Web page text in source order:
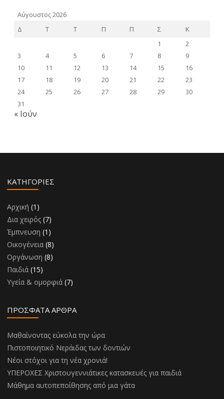
Αύγουστος 2026
Δ
Τ Τ Π Π Σ
Κ
1
2
3
4 5 6 7 8
9
10
11 12 13 14 15
16
17
18 19 20 21 22
23
24
25 26 27 28 29
30
31
« Ιούν
KΑΤΗΓΟΡΊΕΣ
Αρχική (1)
Δια χειρός (7)
Έμπνευση (1)
Οικογένεια (8)
Οργάνωση (8)
Παιδιά (15)
Υγεία & ομορφιά (7)
ΠΡΌΣΦΑΤΑ ΆΡΘΡΑ
Μαθαίνοντας εύκολα την ώρα
Πιστοποιητικό Νεράιδας των δοντιών
Νέοι στόχοι για τη νέα χρονιά!
ΥΠΕΡΟΧΕΣ Χριστουγεννιάτικες κατασκευές για παιδιά
Μάθημα αυτοπεποίθησης από μια γάτα